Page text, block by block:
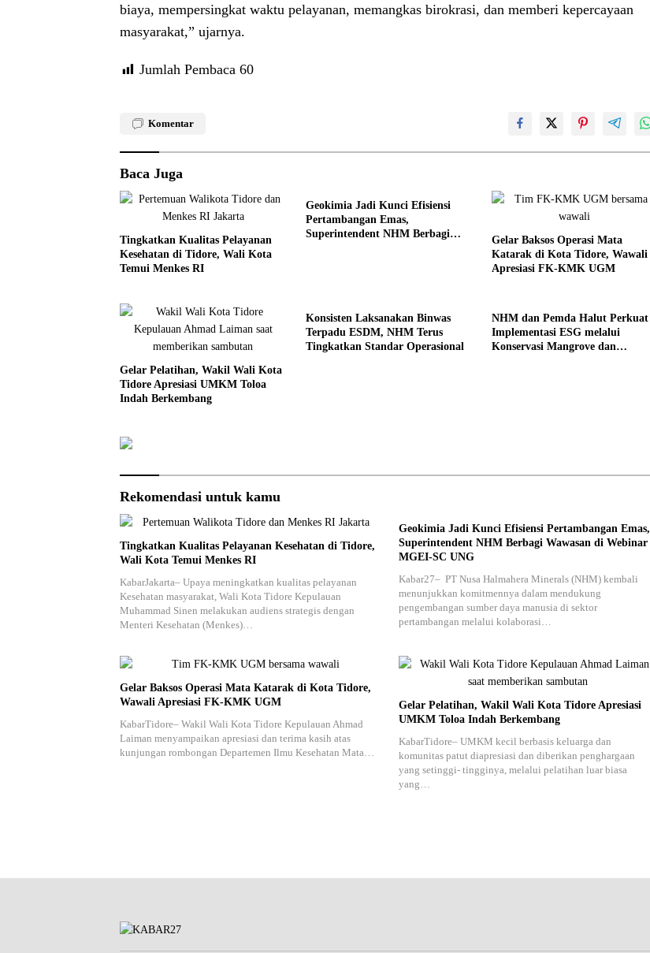
biaya, mempersingkat waktu pelayanan, memangkas birokrasi, dan memberi kepercayaan
masyarakat,” ujarnya.
Jumlah Pembaca 60
Komentar
Baca Juga
Tingkatkan Kualitas Pelayanan
Kesehatan di Tidore, Wali Kota
Temui Menkes RI
Geokimia Jadi Kunci Efisiensi
Pertambangan Emas,
Superintendent NHM Berbagi
Gelar Baksos Operasi Mata
Katarak di Kota Tidore, Wawali
Apresiasi FK-KMK UGM
Gelar Pelatihan, Wakil Wali Kota
Tidore Apresiasi UMKM Toloa
Indah Berkembang
Konsisten Laksanakan Binwas
Terpadu ESDM, NHM Terus
Tingkatkan Standar Operasional
NHM dan Pemda Halut Perkuat
Implementasi ESG melalui
Konservasi Mangrove dan
Rekomendasi untuk kamu
Tingkatkan Kualitas Pelayanan Kesehatan di Tidore,
Wali Kota Temui Menkes RI
KabarJakarta– Upaya meningkatkan kualitas pelayanan
Kesehatan masyarakat, Wali Kota Tidore Kepulauan
Muhammad Sinen melakukan audiens strategis dengan
Menteri Kesehatan (Menkes)…
Geokimia Jadi Kunci Efisiensi Pertambangan Emas,
Superintendent NHM Berbagi Wawasan di Webinar
MGEI-SC UNG
Kabar27– PT Nusa Halmahera Minerals (NHM) kembali
menunjukkan komitmennya dalam mendukung
pengembangan sumber daya manusia di sektor
pertambangan melalui kolaborasi…
Gelar Baksos Operasi Mata Katarak di Kota Tidore,
Wawali Apresiasi FK-KMK UGM
KabarTidore– Wakil Wali Kota Tidore Kepulauan Ahmad
Laiman menyampaikan apresiasi dan terima kasih atas
kunjungan rombongan Departemen Ilmu Kesehatan Mata…
Gelar Pelatihan, Wakil Wali Kota Tidore Apresiasi
UMKM Toloa Indah Berkembang
KabarTidore– UMKM kecil berbasis keluarga dan
komunitas patut diapresiasi dan diberikan penghargaan
yang setinggi- tingginya, melalui pelatihan luar biasa
yang…